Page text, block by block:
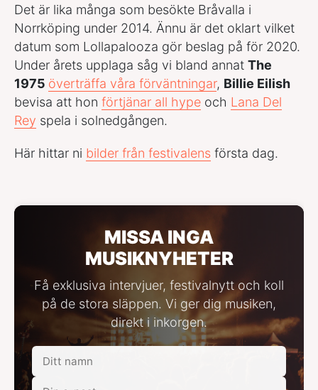
Det är lika många som besökte Bråvalla i
Norrköping under 2014. Ännu är det oklart vilket
datum som Lollapalooza gör beslag på för 2020.
Under årets upplaga såg vi bland annat The
1975 överträffa våra förväntningar, Billie Eilish
bevisa att hon förtjänar all hype och Lana Del
Rey spela i solnedgången.
Här hittar ni bilder från festivalens första dag.
MISSA INGA
MUSIKNYHETER
Få exklusiva intervjuer, festivalnytt och koll
på de stora släppen. Vi ger dig musiken,
direkt i inkorgen.